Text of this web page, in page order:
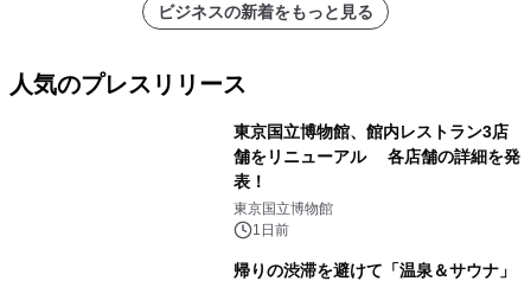
ビジネスの新着をもっと見る
人気のプレスリリース
東京国立博物館、館内レストラン3店
舗をリニューアル 各店舗の詳細を発
表！
東京国立博物館
1日前
帰りの渋滞を避けて「温泉＆サウナ」